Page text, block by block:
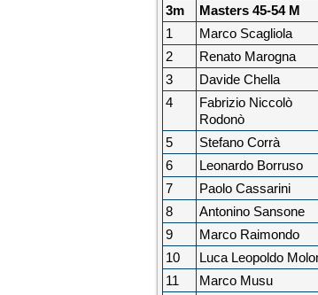
3m
Masters 45-54 M
1
Marco Scagliola
2
Renato Marogna
3
Davide Chella
4
Fabrizio Niccolò
Rodonò
5 Stefano Corrà
6
Leonardo Borruso
7
Paolo Cassarini
8
Antonino Sansone
9
Marco Raimondo
10
Luca Leopoldo
11
Marco Musu